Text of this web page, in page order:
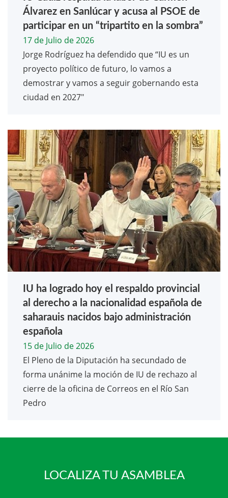
Álvarez en Sanlúcar y acusa al PSOE de
participar en un “tripartito en la sombra”
17 de Julio de 2026
Jorge Rodríguez ha defendido que “IU es un
proyecto político de futuro, lo vamos a
demostrar y vamos a seguir gobernando esta
ciudad en 2027"
IU ha logrado hoy el respaldo provincial
al derecho a la nacionalidad española de
saharauis nacidos bajo administración
española
15 de Julio de 2026
El Pleno de la Diputación ha secundado de
forma unánime la moción de IU de rechazo al
cierre de la oficina de Correos en el Río San
Pedro
LOCALIZA TU ASAMBLEA